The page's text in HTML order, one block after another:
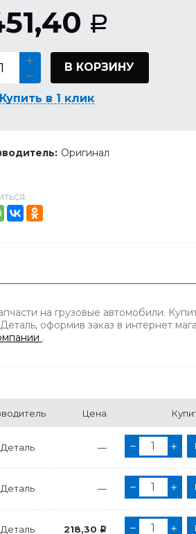
Р
В КОРЗИНУ
Купить в 1 клик
Оригинал
на грузовые автомобили.
оформив заказ в интернет
.
Цена
—
—
218,30 Р